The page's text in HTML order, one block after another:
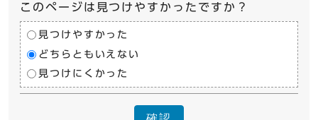
このページは見つけやすかったですか？
見つけやすかった
どちらともいえない
見つけにくかった